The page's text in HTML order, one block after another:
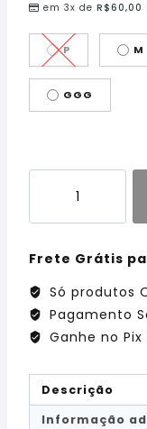
em 3x de R$60,00
P M
GGG
Frete Grátis
Só produtos
Pagamento
Ganhe no Pix
Descrição
Informação